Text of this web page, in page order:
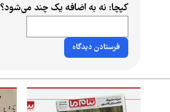
کپچا: نه به اضافه یک چند می‌شود؟